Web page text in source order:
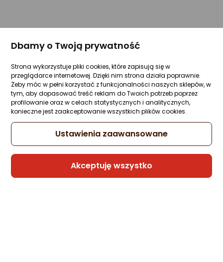
Dbamy o Twoją prywatność
Strona wykorzystuje pliki cookies, które zapisują się w
przeglądarce internetowej. Dzięki nim strona działa poprawnie.
Żeby móc w pełni korzystać z funkcjonalności naszych sklepów, w
tym, aby dopasować treść reklam do Twoich potrzeb poprzez
profilowanie oraz w celach statystycznych i analitycznych,
konieczne jest zaakceptowanie wszystkich plików cookies.
Ustawienia zaawansowane
Akceptuję wszystko